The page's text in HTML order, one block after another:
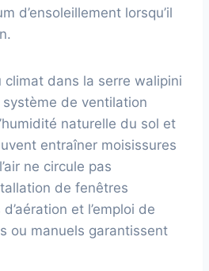
d’ensoleillement lorsqu’il
climat dans la serre walipini
de ventilation
naturelle du sol et
entraîner moisissures
ne circule pas
de fenêtres
et l’emploi de
ou manuels garantissent